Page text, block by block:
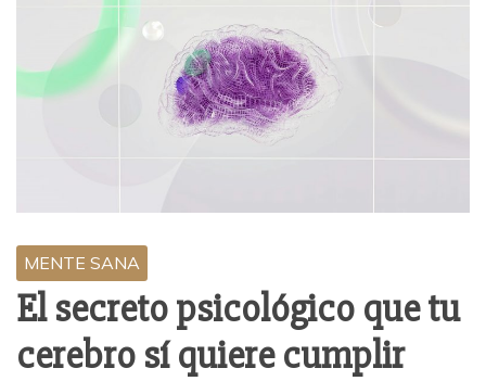
MENTE SANA
El secreto psicológico que tu
cerebro sí quiere cumplir